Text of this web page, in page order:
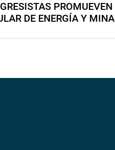
PROMUEVEN
DE ENERGÍA Y